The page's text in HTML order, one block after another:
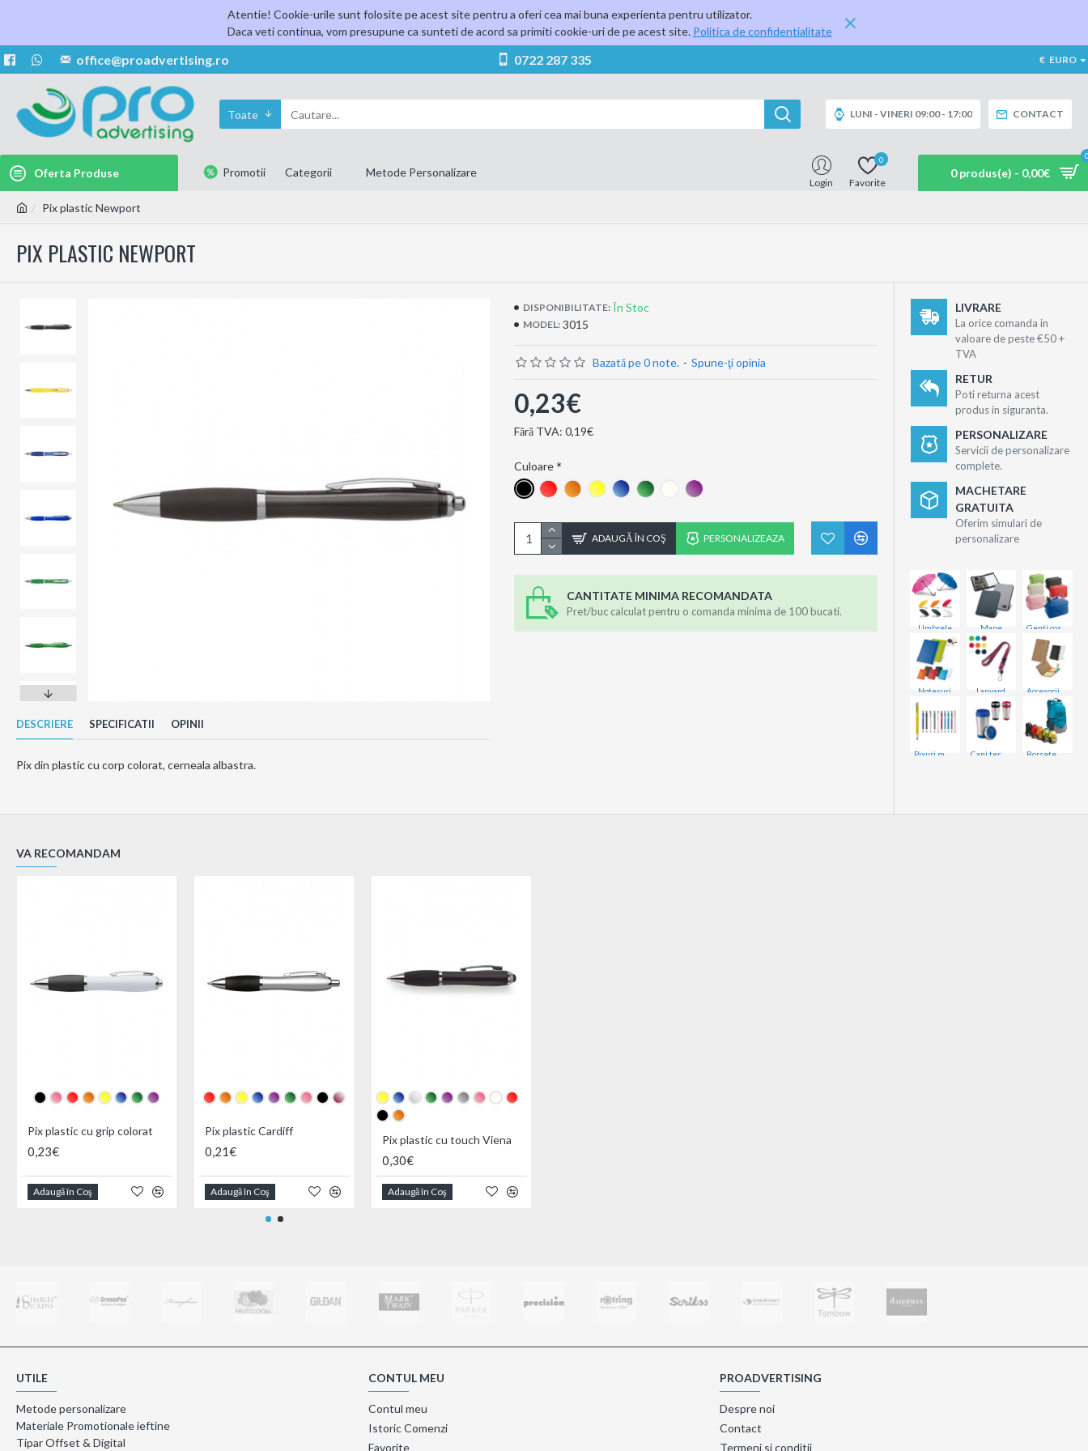
Atentie! Cookie-urile sunt folosite pe acest site pentru a oferi cea mai buna experienta pentru utilizator.
Daca veti continua, vom presupune ca sunteti de acord sa primiti cookie-uri de pe acest site. Politica de confidentialitate
office@proadvertising.ro 0722 287 335 € EURO
Toate LUNI - VINERI 09:00 - 17:00 CONTACT
Oferta Produse Promotii Categorii Metode Personalizare
Login Favorite
0
0 produs(e) - 0,00€
Pix plastic Newport
PIX PLASTIC NEWPORT
DESCRIERE SPECIFICATII OPINII
Pix din plastic cu corp colorat, cerneala albastra.
DISPONIBILITATE: În Stoc
MODEL: 3015
Bazată pe 0 note. - Spune-ţi opinia
0,23€
Fără TVA: 0,19€
Culoare
ADAUGĂ ÎN COŞ PERSONALIZEAZA
CANTITATE MINIMA RECOMANDATA
Pret/buc calculat pentru o comanda minima de 100 bucati.
LIVRARE
La orice comanda in
valoare de peste €50 +
TVA
RETUR
Poti returna acest
produs in siguranta.
PERSONALIZARE
Servicii de personalizare
complete.
MACHETARE
GRATUITA
Oferim simulari de
personalizare
Umbrele Mape
Notesuri Lanyard
Cani termice
VA RECOMANDAM
Pix plastic cu grip colorat
0,23€
Adaugă în Coş
Pix plastic Cardiff
0,21€
Adaugă în Coş
Pix plastic cu touch Viena
0,30€
Adaugă în Coş
UTILE
Metode personalizare
Materiale Promotionale ieftine
Tipar Offset & Digital
CONTUL MEU
Contul meu
Istoric Comenzi
Favorite
PROADVERTISING
Despre noi
Contact
Termeni si conditii